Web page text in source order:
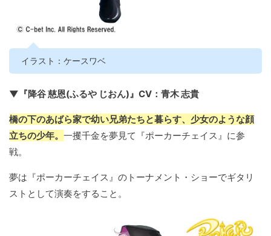
イラスト：ケースワベ
▼『降谷 慈恩(ふるや じおん)』CV：青木 志貴
橋の下のあばら家で幼い兄弟たちと暮らす、少女のような顔
立ちの少年。 一攫千金を夢見て『ポーカーチェイス』に参
戦。
夢は『ポーカーチェイス』のトーナメント・ショーでギタリ
ストとして演奏をすること。